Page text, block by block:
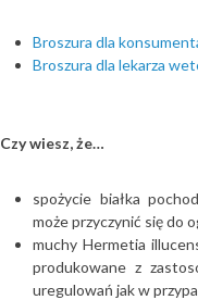
Broszura dla
Broszura dla lekarza
Czy wiesz, że…
spożycie białka
może przyczynić się do
muchy Hermetia
produkowane z
uregulowań jak w